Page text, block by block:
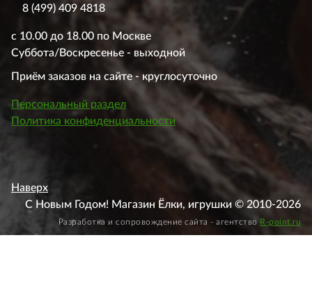
8 (499) 409 4818
с 10.00 до 18.00 по Москве
Суббота/Воскресенье - выходной
Приём заказов на сайте - круглосуточно
Персональный раздел
Политика конфиденциальности
Наверх
С Новым Годом! Магазин Ёлки, игрушки © 2010-2026
Разработка и сопровождение сайта - агентство R-point.ru